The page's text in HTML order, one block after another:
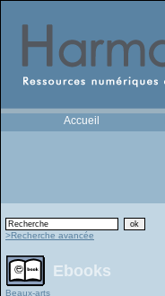
Accueil
>Recherche avancée
Ebooks
Beaux-arts